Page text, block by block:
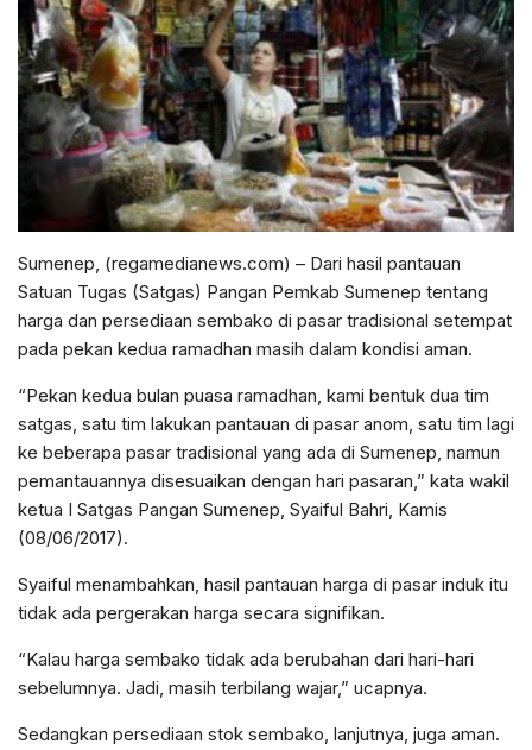
Sumenep, (regamedianews.com) – Dari hasil pantauan
Satuan Tugas (Satgas) Pangan Pemkab Sumenep tentang
harga dan persediaan sembako di pasar tradisional setempat
pada pekan kedua ramadhan masih dalam kondisi aman.
“Pekan kedua bulan puasa ramadhan, kami bentuk dua tim
satgas, satu tim lakukan pantauan di pasar anom, satu tim lagi
ke beberapa pasar tradisional yang ada di Sumenep, namun
pemantauannya disesuaikan dengan hari pasaran,” kata wakil
ketua I Satgas Pangan Sumenep, Syaiful Bahri, Kamis
(08/06/2017).
Syaiful menambahkan, hasil pantauan harga di pasar induk itu
tidak ada pergerakan harga secara signifikan.
“Kalau harga sembako tidak ada berubahan dari hari-hari
sebelumnya. Jadi, masih terbilang wajar,” ucapnya.
Sedangkan persediaan stok sembako, lanjutnya, juga aman.